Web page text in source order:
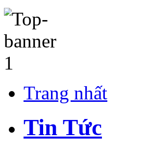
Trang nhất
Tin Tức